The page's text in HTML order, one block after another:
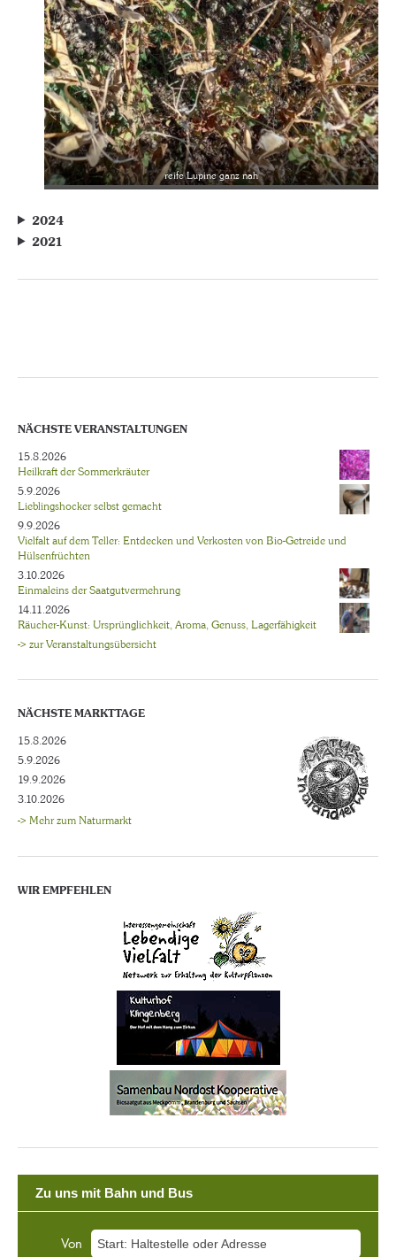
reife Lupine ganz nah
2024
2021
NÄCHSTE VERANSTALTUNGEN
15.8.2026
Heilkraft der Sommerkräuter
5.9.2026
Lieblingshocker selbst gemacht
9.9.2026
Vielfalt auf dem Teller: Entdecken und Verkosten von Bio-Getreide und
Hülsenfrüchten
3.10.2026
Einmaleins der Saatgutvermehrung
14.11.2026
Räucher-Kunst: Ursprünglichkeit, Aroma, Genuss, Lagerfähigkeit
-> zur Veranstaltungsübersicht
NÄCHSTE MARKTTAGE
15.8.2026
5.9.2026
19.9.2026
3.10.2026
-> Mehr zum Naturmarkt
WIR EMPFEHLEN